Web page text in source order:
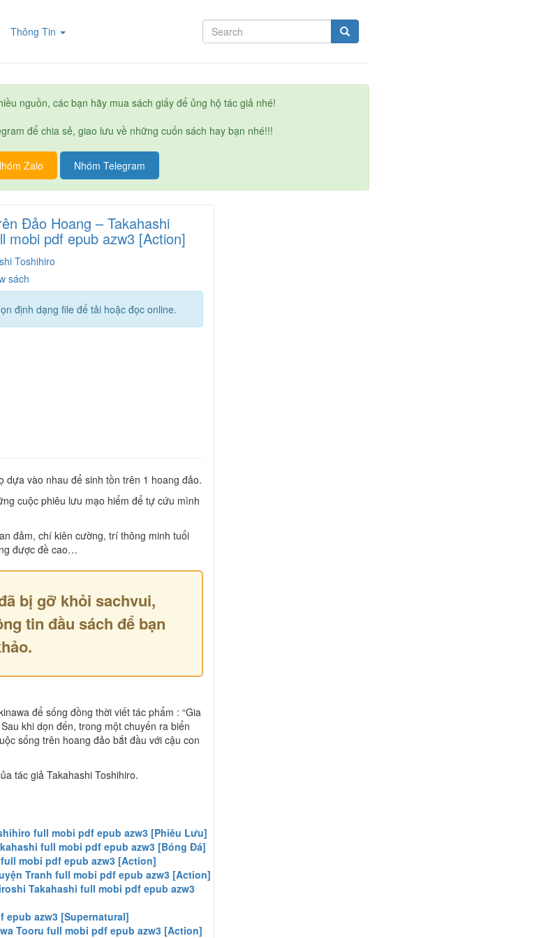
Thông Tin
nguồn, các bạn hãy mua sách giấy để ủng hộ tác giả nhé!
để chia sẻ, giao lưu về những cuốn sách hay bạn nhé!!!
Zalo Nhóm Telegram
Đảo Hoang – Takahashi
mobi pdf epub azw3 [Action]
Toshihiro
sách
định dạng file để tải hoặc đọc online.
dựa vào nhau để sinh tồn trên 1 hoang đảo.
cuộc phiêu lưu mạo hiểm để tự cứu mình
đảm, chí kiên cường, trí thông minh tuổi
được đề cao…
bị gỡ khỏi sachvui,
tin đầu sách để bạn
để sống đồng thời viết tác phẩm : “Gia
khi dọn đến, trong một chuyến ra biển
sống trên hoang đảo bắt đầu với cậu con
tác giả Takahashi Toshihiro.
full mobi pdf epub azw3 [Phiêu Lưu]
full mobi pdf epub azw3 [Bóng Đá]
mobi pdf epub azw3 [Action]
Tranh full mobi pdf epub azw3 [Action]
Takahashi full mobi pdf epub azw3
epub azw3 [Supernatural]
Tooru full mobi pdf epub azw3 [Action]